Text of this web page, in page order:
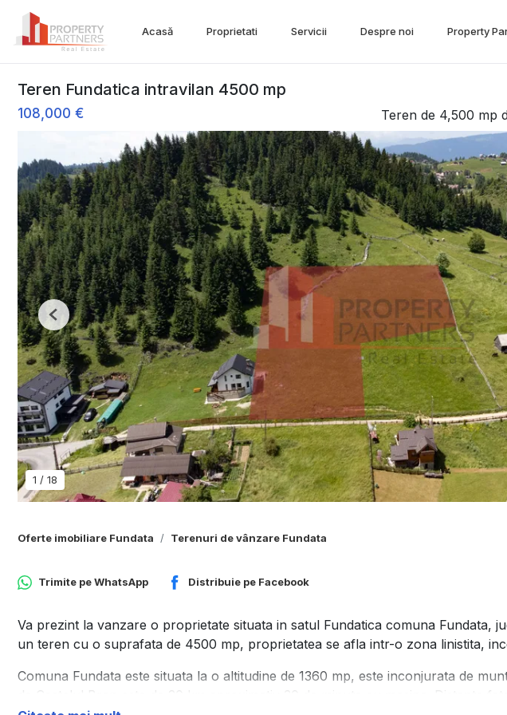
Acasă Proprietati Servicii Despre noi Property
Teren Fundatica intravilan 4500 mp
108,000 € Teren de 4,500 mp
1 / 18
Previous
Oferte imobiliare Fundata Terenuri de vânzare Fundata
Trimite peWhatsApp Distribuie pe Facebook
Va prezint la vanzare o proprietate situata in satul Fundatica comuna Fundata,
un teren cu o suprafata de 4500 mp, proprietatea se afla intr-o zona linistita,
Comuna Fundata este situata la o altitudine de 1360 mp, este inconjurata de